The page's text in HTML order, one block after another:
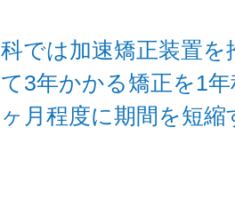
では加速矯正装置を
3年かかる矯正を1年
月程度に期間を短縮